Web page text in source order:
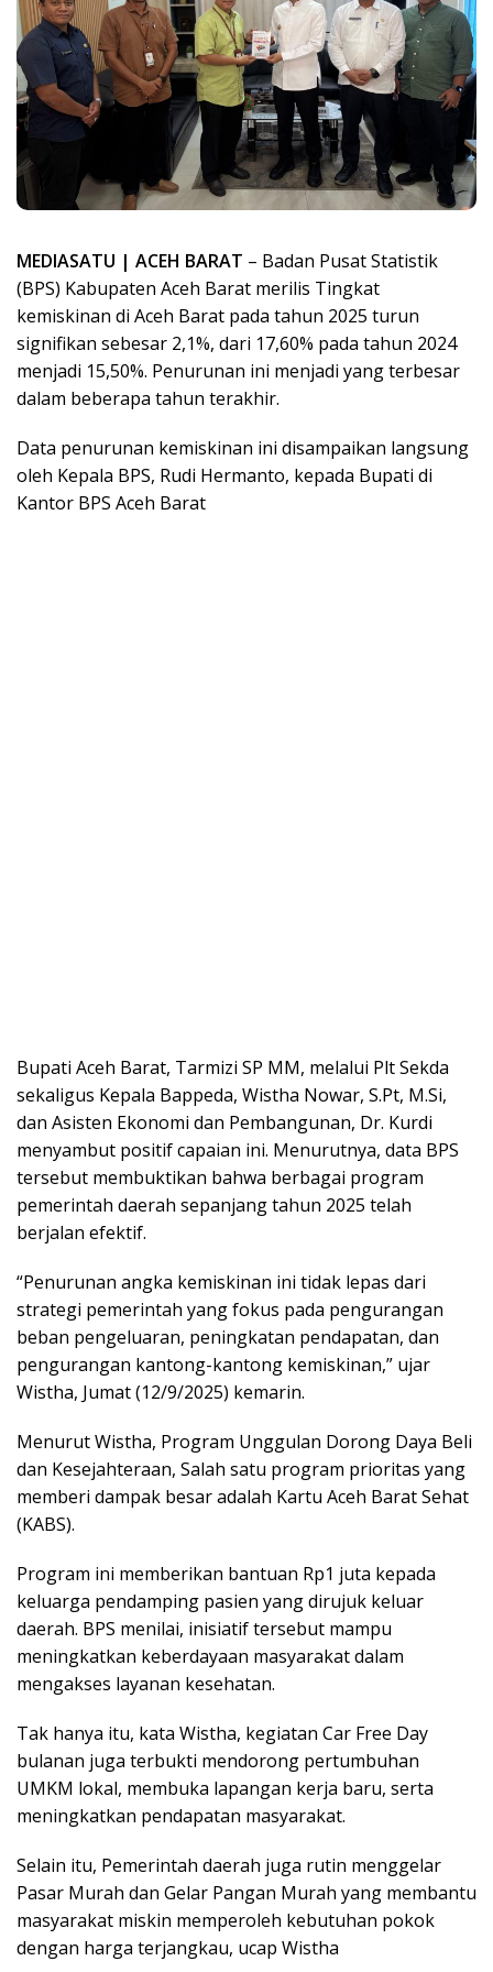
MEDIASATU | ACEH BARAT – Badan Pusat Statistik
(BPS) Kabupaten Aceh Barat merilis Tingkat
kemiskinan di Aceh Barat pada tahun 2025 turun
signifikan sebesar 2,1%, dari 17,60% pada tahun 2024
menjadi 15,50%. Penurunan ini menjadi yang terbesar
dalam beberapa tahun terakhir.
Data penurunan kemiskinan ini disampaikan langsung
oleh Kepala BPS, Rudi Hermanto, kepada Bupati di
Kantor BPS Aceh Barat
Bupati Aceh Barat, Tarmizi SP MM, melalui Plt Sekda
sekaligus Kepala Bappeda, Wistha Nowar, S.Pt, M.Si,
dan Asisten Ekonomi dan Pembangunan, Dr. Kurdi
menyambut positif capaian ini. Menurutnya, data BPS
tersebut membuktikan bahwa berbagai program
pemerintah daerah sepanjang tahun 2025 telah
berjalan efektif.
“Penurunan angka kemiskinan ini tidak lepas dari
strategi pemerintah yang fokus pada pengurangan
beban pengeluaran, peningkatan pendapatan, dan
pengurangan kantong-kantong kemiskinan,” ujar
Wistha, Jumat (12/9/2025) kemarin.
Menurut Wistha, Program Unggulan Dorong Daya Beli
dan Kesejahteraan, Salah satu program prioritas yang
memberi dampak besar adalah Kartu Aceh Barat Sehat
(KABS).
Program ini memberikan bantuan Rp1 juta kepada
keluarga pendamping pasien yang dirujuk keluar
daerah. BPS menilai, inisiatif tersebut mampu
meningkatkan keberdayaan masyarakat dalam
mengakses layanan kesehatan.
Tak hanya itu, kata Wistha, kegiatan Car Free Day
bulanan juga terbukti mendorong pertumbuhan
UMKM lokal, membuka lapangan kerja baru, serta
meningkatkan pendapatan masyarakat.
Selain itu, Pemerintah daerah juga rutin menggelar
Pasar Murah dan Gelar Pangan Murah yang membantu
masyarakat miskin memperoleh kebutuhan pokok
dengan harga terjangkau, ucap Wistha